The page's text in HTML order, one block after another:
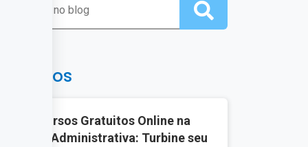
lidos
10 Cursos Gratuitos Online na
Área Administrativa: Turbine seu